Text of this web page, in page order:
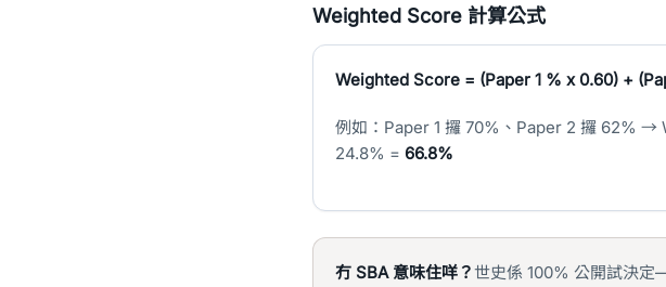
Weighted Score 計算公式
Weighted Score = (Paper 1 % x 0.60) +
例如：Paper 1 攞 70%、Paper 2 攞 62%
24.8% = 66.8%
冇 SBA 意味住咩？世史係 100% 公開試決